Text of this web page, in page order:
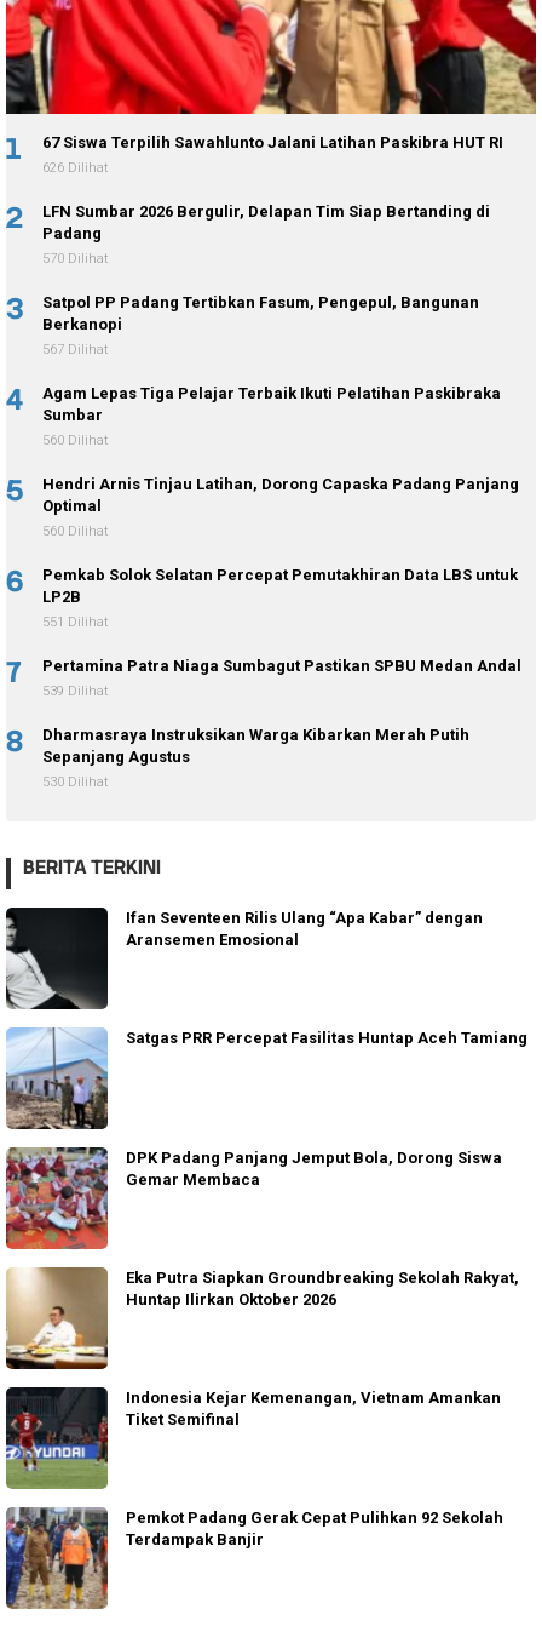
1 67 Siswa Terpilih Sawahlunto Jalani Latihan Paskibra HUT RI
626 Dilihat
2
LFN Sumbar 2026 Bergulir, Delapan Tim Siap Bertanding di
Padang
570 Dilihat
3
Satpol PP Padang Tertibkan Fasum, Pengepul, Bangunan
Berkanopi
567 Dilihat
4
Agam Lepas Tiga Pelajar Terbaik Ikuti Pelatihan Paskibraka
Sumbar
560 Dilihat
5
Hendri Arnis Tinjau Latihan, Dorong Capaska Padang Panjang
Optimal
560 Dilihat
6
Pemkab Solok Selatan Percepat Pemutakhiran Data LBS untuk
LP2B
551 Dilihat
7 Pertamina Patra Niaga Sumbagut Pastikan SPBU Medan Andal
539 Dilihat
8
Dharmasraya Instruksikan Warga Kibarkan Merah Putih
Sepanjang Agustus
530 Dilihat
BERITA TERKINI
Ifan Seventeen Rilis Ulang “Apa Kabar” dengan
Aransemen Emosional
Satgas PRR Percepat Fasilitas Huntap Aceh Tamiang
DPK Padang Panjang Jemput Bola, Dorong Siswa
Gemar Membaca
Eka Putra Siapkan Groundbreaking Sekolah Rakyat,
Huntap Ilirkan Oktober 2026
Indonesia Kejar Kemenangan, Vietnam Amankan
Tiket Semifinal
Pemkot Padang Gerak Cepat Pulihkan 92 Sekolah
Terdampak Banjir